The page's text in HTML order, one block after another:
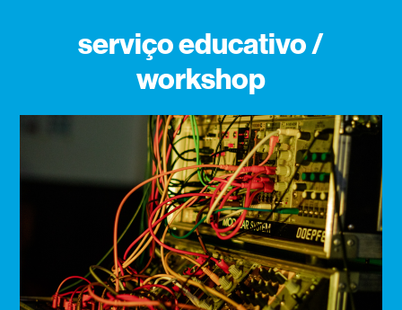
serviço educativo /
workshop